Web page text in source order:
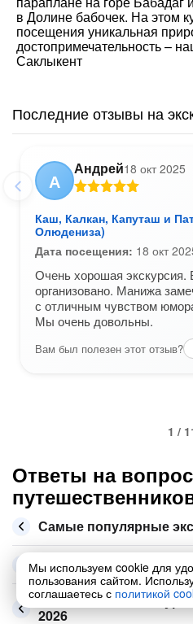
в Долине бабочек. На этом
посещения уникальная
достопримечательность –
Саклыкент
Последние отзывы на
А
Андрей18 окт 2025
Каш, Калкан, Капуташ и
Олюдениза)
Дата посещения: 18 окт
Очень хорошая экскурсия.
организовано. Манижа
с отличным чувством
Мы очень довольны.
Вам был полезен этот отзыв?
1 /
Ответы на
Самые популярные
Что посмотреть в
Сколько стоит
2026
Мы используем cookie для
пользования сайтом.
соглашаетесь с политикой